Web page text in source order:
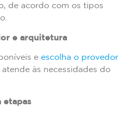
de acordo com os tipos
e arquitetura
e escolha o provedor
às necessidades do
etapas